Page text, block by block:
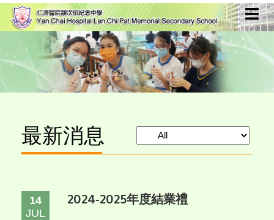
最新消息
14
JUL
2024-2025年度結業禮